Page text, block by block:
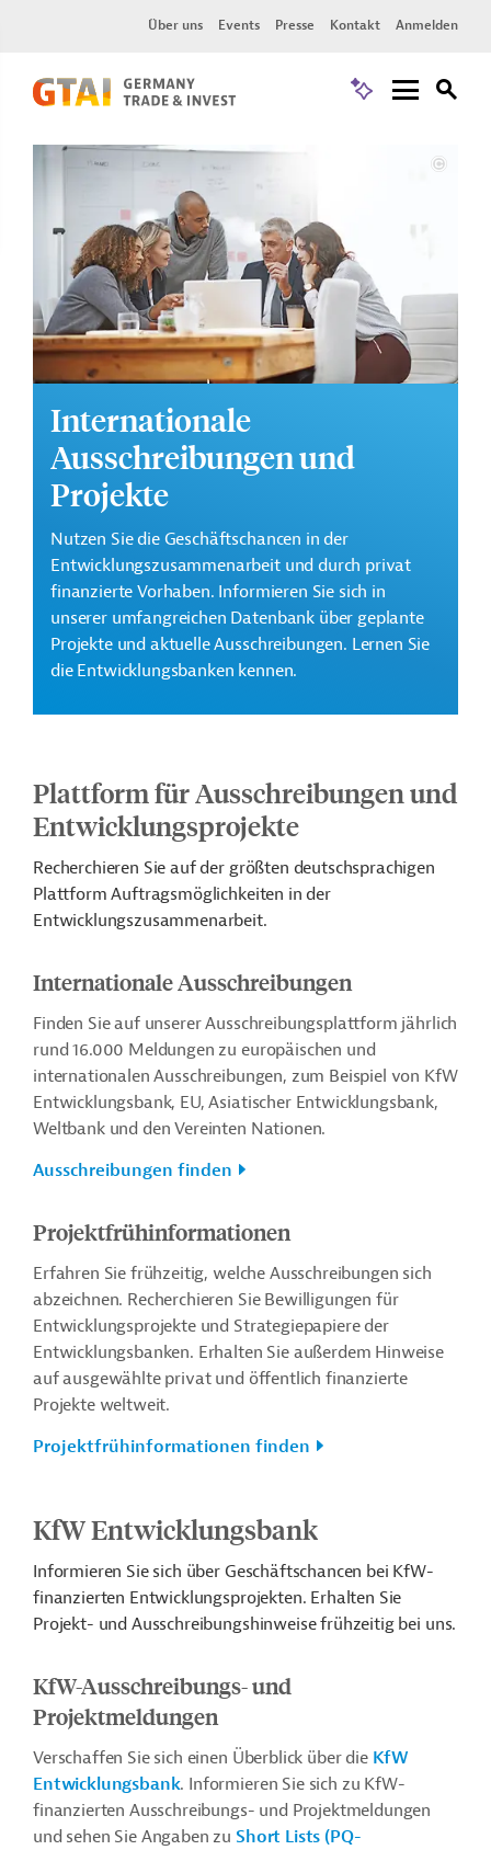
Über uns Events Presse Kontakt Anmelden
Internationale
Ausschreibungen und
Projekte
Nutzen Sie die Geschäftschancen in der
Entwicklungszusammenarbeit und durch privat
finanzierte Vorhaben. Informieren Sie sich in
unserer umfangreichen Datenbank über geplante
Projekte und aktuelle Ausschreibungen. Lernen Sie
die Entwicklungsbanken kennen.
Plattform für Ausschreibungen und
Entwicklungsprojekte
Recherchieren Sie auf der größten deutschsprachigen
Plattform Auftragsmöglichkeiten in der
Entwicklungszusammenarbeit.
Internationale Ausschreibungen
Finden Sie auf unserer Ausschreibungsplattform jährlich
rund 16.000 Meldungen zu europäischen und
internationalen Ausschreibungen, zum Beispiel von KfW
Entwicklungsbank, EU, Asiatischer Entwicklungsbank,
Weltbank und den Vereinten Nationen.
Ausschreibungen finden
Projektfrühinformationen
Erfahren Sie frühzeitig, welche Ausschreibungen sich
abzeichnen. Recherchieren Sie Bewilligungen für
Entwicklungsprojekte und Strategiepapiere der
Entwicklungsbanken. Erhalten Sie außerdem Hinweise
auf ausgewählte privat und öffentlich finanzierte
Projekte weltweit.
Projektfrühinformationen finden
KfW Entwicklungsbank
Informieren Sie sich über Geschäftschancen bei KfW-
finanzierten Entwicklungsprojekten. Erhalten Sie
Projekt- und Ausschreibungshinweise frühzeitig bei uns.
KfW-Ausschreibungs- und
Projektmeldungen
Verschaffen Sie sich einen Überblick über die KfW
Entwicklungsbank. Informieren Sie sich zu KfW-
finanzierten Ausschreibungs- und Projektmeldungen
und sehen Sie Angaben zu Short Lists (PQ-